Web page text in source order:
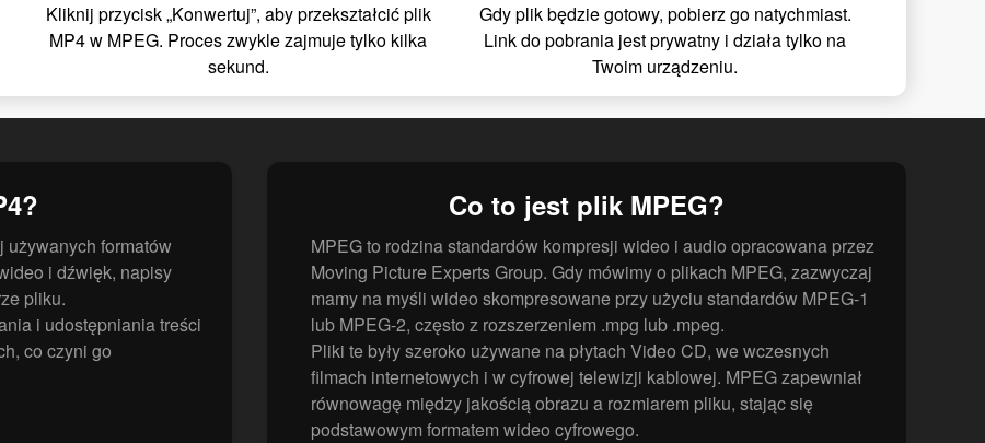
Kliknij przycisk „Konwertuj”, aby przekształcić plik
MP4 w MPEG. Proces zwykle zajmuje tylko kilka
sekund.
Gdy plik będzie gotowy, pobierz go natychmiast.
Link do pobrania jest prywatny i działa tylko na
Twoim urządzeniu.
używanych formatów
i dźwięk, napisy
pliku.
i udostępniania treści
co czyni go
Co to jest plik MPEG?
MPEG to rodzina standardów kompresji wideo i audio opracowana przez
Moving Picture Experts Group. Gdy mówimy o plikach MPEG, zazwyczaj
mamy na myśli wideo skompresowane przy użyciu standardów MPEG-1
lub MPEG-2, często z rozszerzeniem .mpg lub .mpeg.
Pliki te były szeroko używane na płytach Video CD, we wczesnych
filmach internetowych i w cyfrowej telewizji kablowej. MPEG zapewniał
równowagę między jakością obrazu a rozmiarem pliku, stając się
podstawowym formatem wideo cyfrowego.